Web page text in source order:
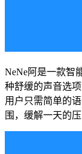
NeNe阿是一款智
种舒缓的声音选
用户只需简单的
围，缓解一天的